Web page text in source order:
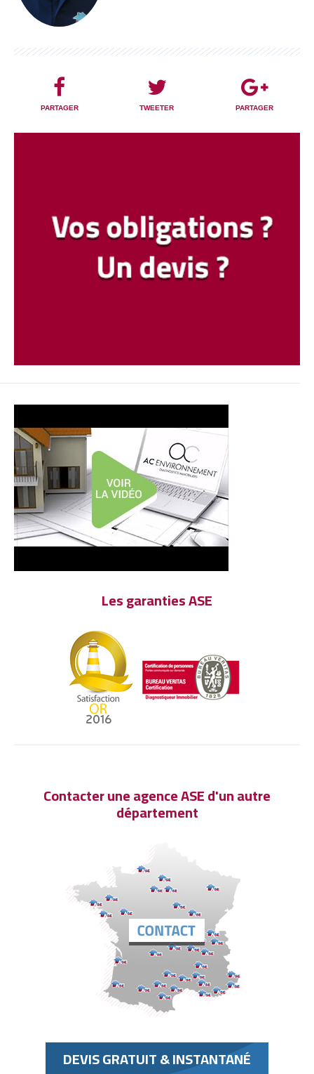
PARTAGER TWEETER PARTAGER
Les garanties ASE
Contacter une agence ASE d'un autre
département
DEVIS GRATUIT & INSTANTANÉ